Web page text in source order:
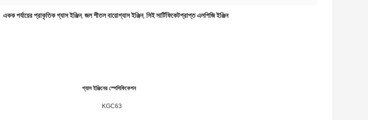
একক পর্যায়ের প্রাকৃতিক গ্যাস ইঞ্জিন, জল শীতল বায়োগ্যাস ইঞ্জিন, সিই সার্টিফিকেটপ্রাপ্ত এলপিজি ইঞ্জিন
গ্যাস ইঞ্জিনের স্পেসিফিকেশন
KGC63